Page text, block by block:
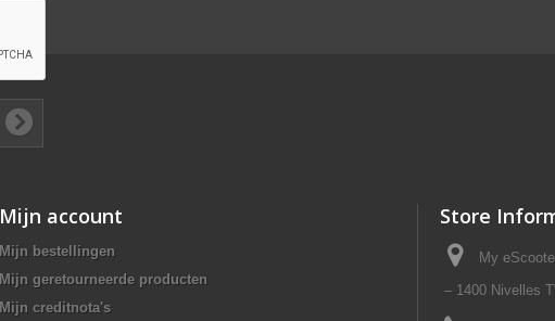
Mijn account
Mijn bestellingen
Mijn geretourneerde producten
Mijn creditnota's
Store
My
– 1400 Nivelles